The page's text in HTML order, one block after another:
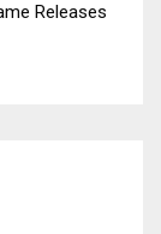
Releases